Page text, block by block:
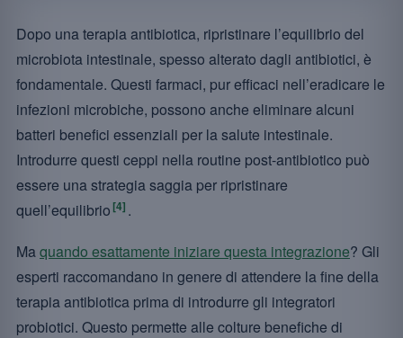
Dopo una terapia antibiotica, ripristinare l’equilibrio del
microbiota intestinale, spesso alterato dagli antibiotici, è
fondamentale. Questi farmaci, pur efficaci nell’eradicare le
infezioni microbiche, possono anche eliminare alcuni
batteri benefici essenziali per la salute intestinale.
Introdurre questi ceppi nella routine post-antibiotico può
essere una strategia saggia per ripristinare
quell’equilibrio [4] .
Maquando esattamente iniziare questa integrazione? Gli
esperti raccomandano in genere di attendere la fine della
terapia antibiotica prima di introdurre gli integratori
probiotici. Questo permette alle colture benefiche di